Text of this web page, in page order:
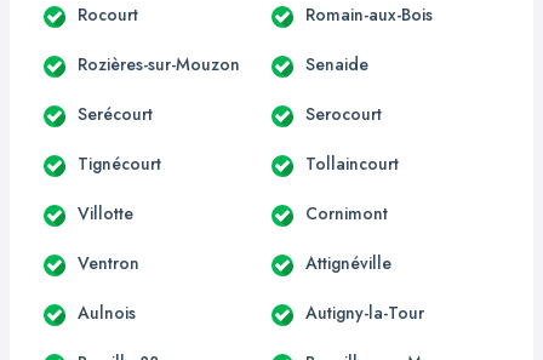
Rocourt Romain-aux-Bois
Rozières-sur-Mouzon Senaide
Serécourt Serocourt
Tignécourt Tollaincourt
Villotte Cornimont
Ventron Attignéville
Aulnois Autigny-la-Tour